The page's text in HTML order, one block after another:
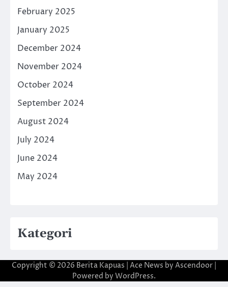
February 2025
January 2025
December 2024
November 2024
October 2024
September 2024
August 2024
July 2024
June 2024
May 2024
Kategori
Copyright © 2026 Berita Kapuas | Ace News by Ascendoor
Powered by WordPress.